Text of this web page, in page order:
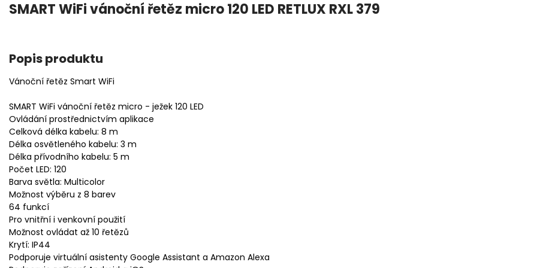
SMART WiFi vánoční řetěz micro 120 LED RETLUX RXL 379
Popis produktu
Vánoční řetěz Smart WiFi
SMART WiFi vánoční řetěz micro - ježek 120 LED
Ovládání prostřednictvím aplikace
Celková délka kabelu: 8 m
Délka osvětleného kabelu: 3 m
Délka přívodního kabelu: 5 m
Počet LED: 120
Barva světla: Multicolor
Možnost výběru z 8 barev
64 funkcí
Pro vnitřní i venkovní použití
Možnost ovládat až 10 řetězů
Krytí: IP44
Podporuje virtuální asistenty Google Assistant a Amazon Alexa